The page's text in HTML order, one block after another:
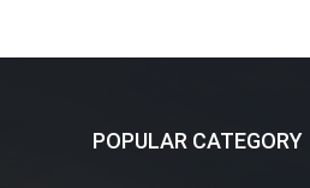
POPULAR CATEGORY